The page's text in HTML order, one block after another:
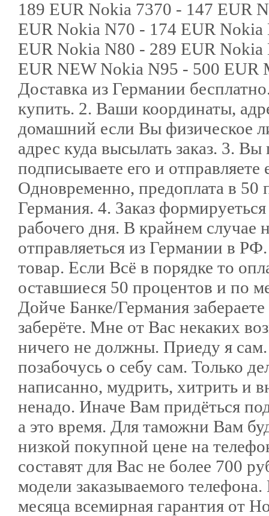
189 EUR Nokia 7370 - 147 EUR
EUR Nokia N70 - 174 EUR
EUR Nokia N80 - 289 EUR
EUR NEW Nokia N95 - 500 EUR
Доставка из Германии
купить. 2. Ваши координаты,
домашний если Вы физическое
адрес куда высылать заказ. 3.
подписываете его и
Одновременно, предоплата в 50
Германия. 4. Заказ
рабочего дня. В крайнем случае
отправляеться из Германии в
товар. Если Всё в порядке то
оставшиеся 50 процентов и по
Дойче Банке/Германия
заберёте. Мне от Вас некаких
ничего не должны. Приеду я
позабочусь о себу сам. Только
написанно, мудрить, хитрить и
ненадо. Иначе Вам придёться
а это время. Для таможни Вам
низкой покупной цене на
составят для Вас не более 700
модели заказываемого
месяца всемирная гарантия от